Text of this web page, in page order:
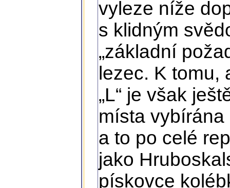
vyleze níže
s klidným
„základní
lezec. K tomu,
„L“ je však
místa
a to po celé
jako
pískovce